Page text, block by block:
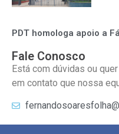
PDT homologa apoio a
Fale Conosco
Está com dúvidas ou
em contato que nossa